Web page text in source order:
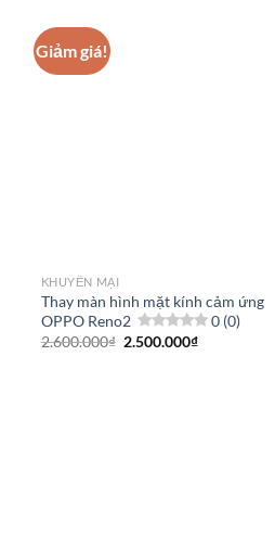
Giảm giá!
KHUYẾN MẠI
Thay màn hình mặt kính cảm ứng
OPPO Reno2
0 (0)
2.600.000₫ Giá
2.500.000₫Giá